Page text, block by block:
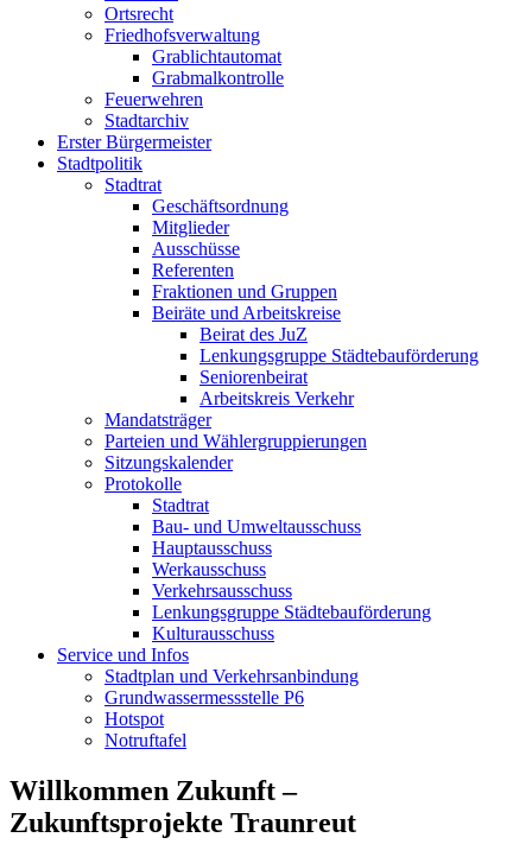
Ortsrecht
Friedhofsverwaltung
Grablichtautomat
Grabmalkontrolle
Feuerwehren
Stadtarchiv
Erster Bürgermeister
Stadtpolitik
Stadtrat
Geschäftsordnung
Mitglieder
Ausschüsse
Referenten
Fraktionen und Gruppen
Beiräte und Arbeitskreise
Beirat des JuZ
Lenkungsgruppe Städtebauförderung
Seniorenbeirat
Arbeitskreis Verkehr
Mandatsträger
Parteien und Wählergruppierungen
Sitzungskalender
Protokolle
Stadtrat
Bau- und Umweltausschuss
Hauptausschuss
Werkausschuss
Verkehrsausschuss
Lenkungsgruppe Städtebauförderung
Kulturausschuss
Service und Infos
Stadtplan und Verkehrsanbindung
Grundwassermessstelle P6
Hotspot
Notruftafel
Willkommen Zukunft –
Zukunftsprojekte Traunreut